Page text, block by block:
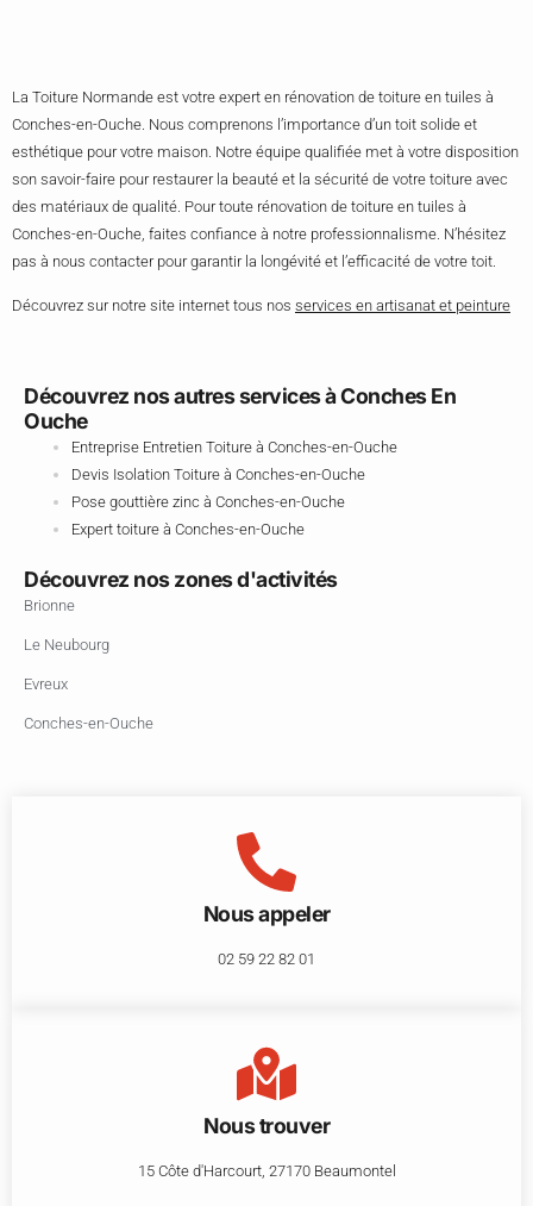
La Toiture Normande est votre expert en rénovation de toiture en tuiles à
Conches-en-Ouche. Nous comprenons l’importance d’un toit solide et
esthétique pour votre maison. Notre équipe qualifiée met à votre disposition
son savoir-faire pour restaurer la beauté et la sécurité de votre toiture avec
des matériaux de qualité. Pour toute rénovation de toiture en tuiles à
Conches-en-Ouche, faites confiance à notre professionnalisme. N’hésitez
pas à nous contacter pour garantir la longévité et l’efficacité de votre toit.
Découvrez sur notre site internet tous nos services en artisanat et peinture
Découvrez nos autres services à Conches En
Ouche
Entreprise Entretien Toiture à Conches-en-Ouche
Devis Isolation Toiture à Conches-en-Ouche
Pose gouttière zinc à Conches-en-Ouche
Expert toiture à Conches-en-Ouche
Découvrez nos zones d'activités
Brionne
Le Neubourg
Evreux
Conches-en-Ouche
Nous appeler
02 59 22 82 01
Nous trouver
15 Côte d'Harcourt, 27170 Beaumontel